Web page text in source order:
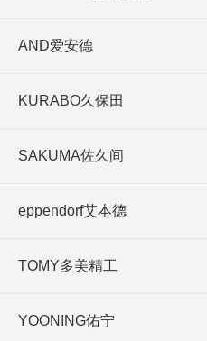
AND爱安德
KURABO久保田
SAKUMA佐久间
eppendorf艾本德
TOMY多美精工
YOONING佑宁